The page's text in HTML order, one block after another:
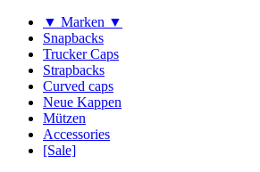
▼ Marken ▼
Snapbacks
Trucker Caps
Strapbacks
Curved caps
Neue Kappen
Mützen
Accessories
[Sale]